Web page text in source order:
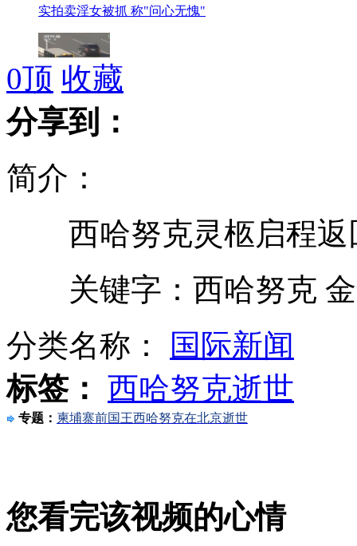
实拍卖淫女被抓 称"问心无愧"
实拍西哈努克灵柩启程返回金边
韩国总理就边防松懈向国民致歉
美军太平洋舰队司令呼吁和平解决钓鱼岛问题
日媒:中国舰队接近钓鱼岛引日恐慌
伊朗称闯入以领空无人机系伊朗制造
0顶 收藏
分享到：
简介：
西哈努克灵柩启程返
关键字：西哈努克
分类名称：
国际新闻
标签： 西哈努克逝世
专题： 柬埔寨前国王西哈努克在北京逝世
您看完该视频的心情